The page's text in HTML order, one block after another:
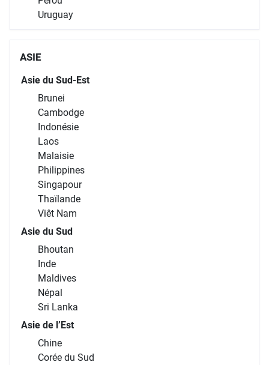
Uruguay
ASIE
Asie du Sud-Est
Brunei
Cambodge
Indonésie
Laos
Malaisie
Philippines
Singapour
Thaïlande
Viêt Nam
Asie du Sud
Bhoutan
Inde
Maldives
Népal
Sri Lanka
Asie de l’Est
Chine
Corée du Sud